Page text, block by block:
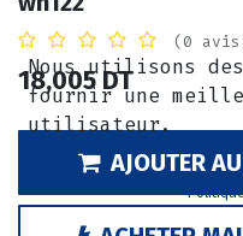
(0
18,005DT
AJOUTER
Nous utilisons
fournir une
utilisateur.